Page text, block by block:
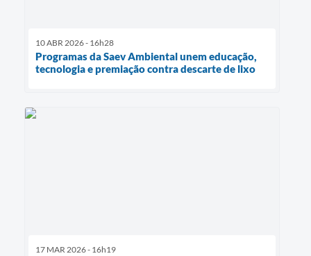
10 ABR 2026 - 16h28
Programas da Saev Ambiental unem educação,
tecnologia e premiação contra descarte de lixo
17 MAR 2026 - 16h19